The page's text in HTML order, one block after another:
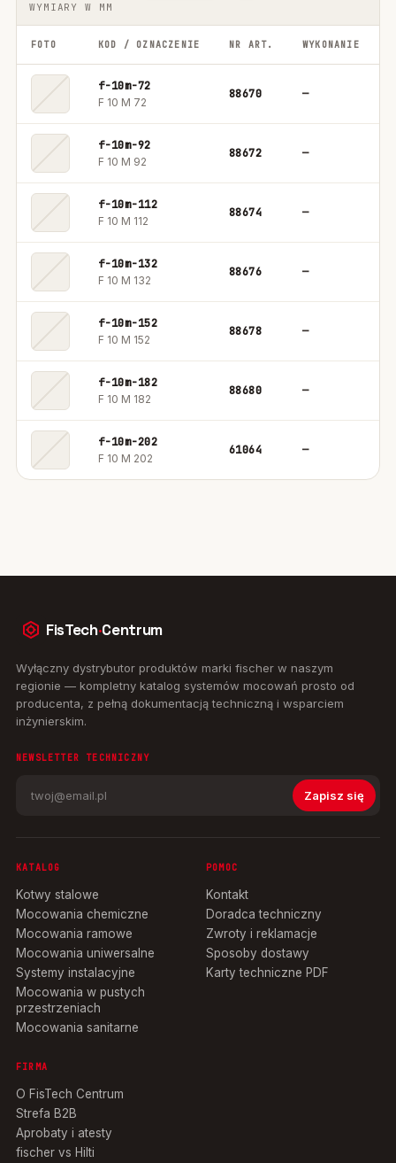
WYMIARY W MM
FOTO KOD / OZNACZENIE NR ART. WYKONANIE
f-10m-72
F 10 M 72
88670 —
f-10m-92
F 10 M 92
88672 —
f-10m-112
F 10 M 112
88674 —
f-10m-132
F 10 M 132
88676 —
f-10m-152
F 10 M 152
88678 —
f-10m-182
F 10 M 182
88680 —
f-10m-202
F 10 M 202
61064 —
FisTech·Centrum
Wyłączny dystrybutor produktów marki fischer w naszym
regionie — kompletny katalog systemów mocowań prosto od
producenta, z pełną dokumentacją techniczną i wsparciem
inżynierskim.
NEWSLETTER TECHNICZNY
Zapisz się
KATALOG
Kotwy stalowe
Mocowania chemiczne
Mocowania ramowe
Mocowania uniwersalne
Systemy instalacyjne
Mocowania w pustych
przestrzeniach
Mocowania sanitarne
POMOC
Kontakt
Doradca techniczny
Zwroty i reklamacje
Sposoby dostawy
Karty techniczne PDF
FIRMA
O FisTech Centrum
Strefa B2B
Aprobaty i atesty
fischer vs Hilti